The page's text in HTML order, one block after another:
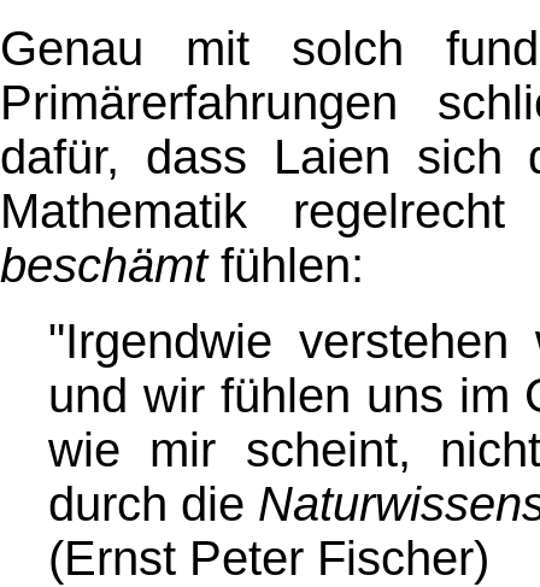
Genau mit solch
Primärerfahrungen
dafür, dass Laien sich
Mathematik
beschämtfühlen:
"Irgendwie
und wir fühlen uns im
wie mir scheint,
durch die
(Ernst Peter Fischer)